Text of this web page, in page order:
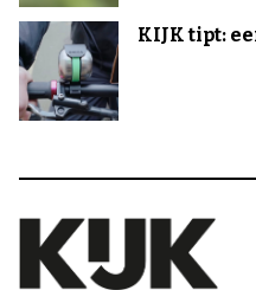
KIJK tipt: